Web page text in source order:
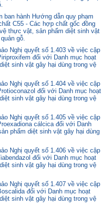
ban hành Hướng dẫn quy phạm
C55 - Các hợp chất gốc đồng
thực vật, sản phẩm diệt sinh vật
gỗ.
Nghị quyết số 1.403 về việc cập
đối với Danh mục hoạt
sinh vật gây hại dùng trong vệ
Nghị quyết số 1.404 về việc cập
đối với Danh mục hoạt
sinh vật gây hại dùng trong vệ
Nghị quyết số 1.405 về việc cập
cálcica đối với Danh
phẩm diệt sinh vật gây hại dùng
Nghị quyết số 1.406 về việc cập
đối với Danh mục hoạt
sinh vật gây hại dùng trong vệ
Nghị quyết số 1.407 về việc cập
đối với Danh mục hoạt
sinh vật gây hại dùng trong vệ